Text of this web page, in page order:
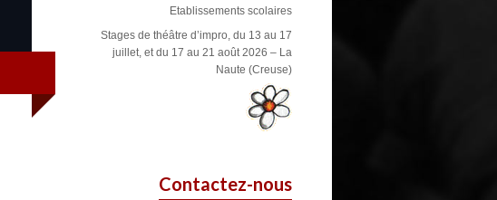
Etablissements scolaires
Stages de théâtre d’impro, du 13 au 17
juillet, et du 17 au 21 août 2026 – La
Naute (Creuse)
Contactez-nous